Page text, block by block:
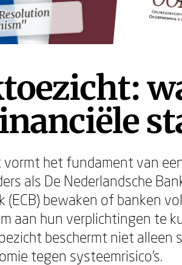
het fundament van
als De Nederlandsche
(ECB) bewaken of banken
aan hun verplichtingen te
beschermt niet alleen
tegen systeemrisico's.